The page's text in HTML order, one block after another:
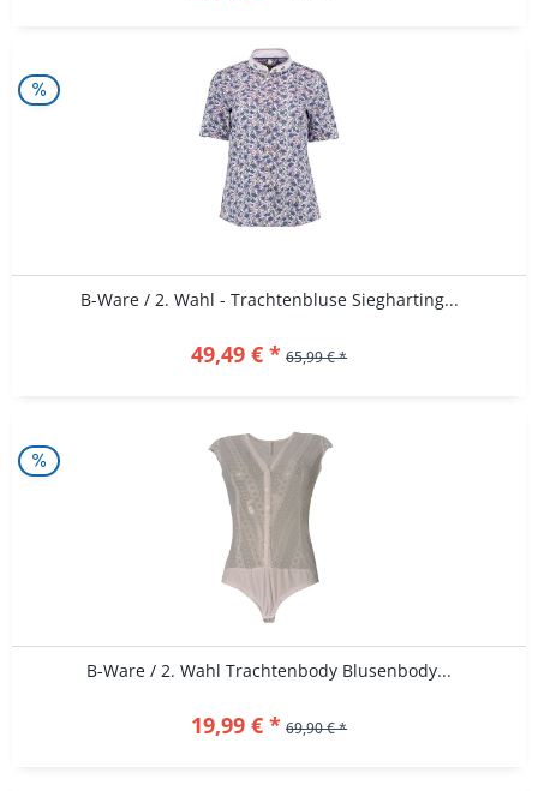
B-Ware / 2. Wahl - Trachtenbluse Siegharting...
49,49 € * 65,99 € *
B-Ware / 2. Wahl Trachtenbody Blusenbody...
19,99 € * 69,90 € *